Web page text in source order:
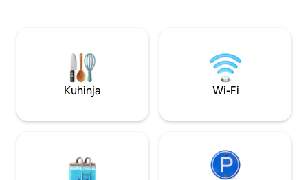
područje 🌄 Pogled na planine i zalasci
sunca ❄️ Klimatizacija 🚿 2 kupaonice
(kada + tuš-kada) 🍽️ Potpuno
opremljena kuhinja 📺 Smart TV 🚘
tvoju prtljagu ★
ljubimce ★
sumrak neće vas
Kuhinja Wi-Fi